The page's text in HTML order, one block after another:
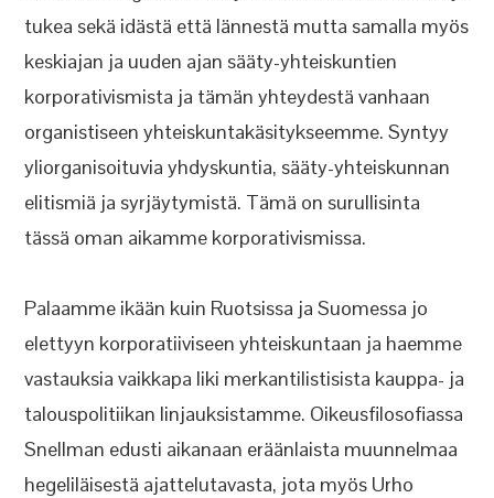
tukea sekä idästä että lännestä mutta samalla myös
keskiajan ja uuden ajan sääty-yhteiskuntien
korporativismista ja tämän yhteydestä vanhaan
organistiseen yhteiskuntakäsitykseemme. Syntyy
yliorganisoituvia yhdyskuntia, sääty-yhteiskunnan
elitismiä ja syrjäytymistä. Tämä on surullisinta
tässä oman aikamme korporativismissa.
Palaamme ikään kuin Ruotsissa ja Suomessa jo
elettyyn korporatiiviseen yhteiskuntaan ja haemme
vastauksia vaikkapa liki merkantilistisista kauppa- ja
talouspolitiikan linjauksistamme. Oikeusfilosofiassa
Snellman edusti aikanaan eräänlaista muunnelmaa
hegeliläisestä ajattelutavasta, jota myös Urho